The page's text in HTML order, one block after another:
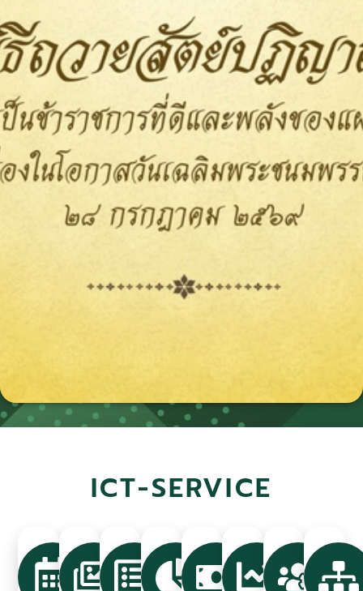
ICT-SERVICE